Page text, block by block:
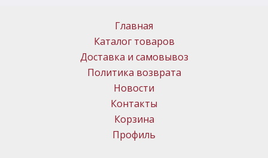
Главная
Каталог товаров
Доставка и самовывоз
Политика возврата
Новости
Контакты
Корзина
Профиль